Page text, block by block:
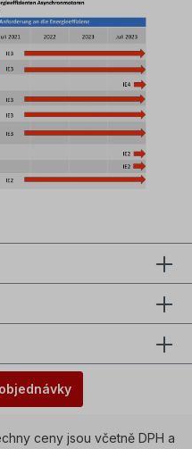
ceny jsou včetně DPH a